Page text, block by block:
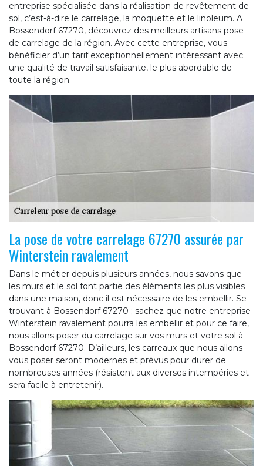
entreprise spécialisée dans la réalisation de revêtement de
sol, c’est-à-dire le carrelage, la moquette et le linoleum. A
Bossendorf 67270, découvrez des meilleurs artisans pose
de carrelage de la région. Avec cette entreprise, vous
bénéficier d’un tarif exceptionnellement intéressant avec
une qualité de travail satisfaisante, le plus abordable de
toute la région.
La pose de votre carrelage 67270 assurée par
Winterstein ravalement
Dans le métier depuis plusieurs années, nous savons que
les murs et le sol font partie des éléments les plus visibles
dans une maison, donc il est nécessaire de les embellir. Se
trouvant à Bossendorf 67270 ; sachez que notre entreprise
Winterstein ravalement pourra les embellir et pour ce faire,
nous allons poser du carrelage sur vos murs et votre sol à
Bossendorf 67270. D’ailleurs, les carreaux que nous allons
vous poser seront modernes et prévus pour durer de
nombreuses années (résistent aux diverses intempéries et
sera facile à entretenir).